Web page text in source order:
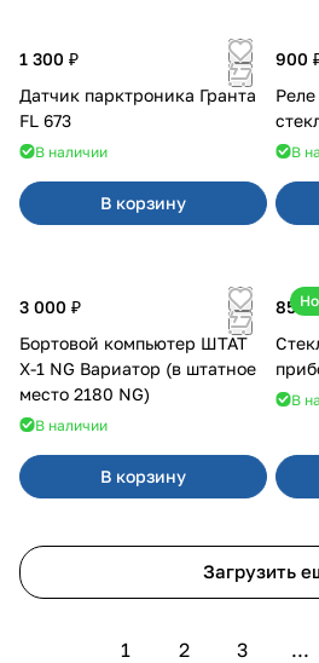
1 300 ₽
Датчик парктроника Гранта
FL 673
В наличии
В корзину
900
Реле
В
3 000 ₽
Бортовой компьютер ШТАТ
Х-1 NG Вариатор (в штатное
место 2180 NG)
В наличии
В корзину
850
В
Загрузить
1 2 3 ...